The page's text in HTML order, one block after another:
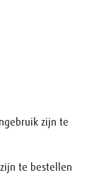
zijn te
te bestellen